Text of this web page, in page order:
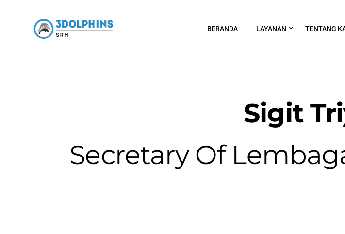
BERANDA LAYANAN TENTANG
Sigit
Secretary Of